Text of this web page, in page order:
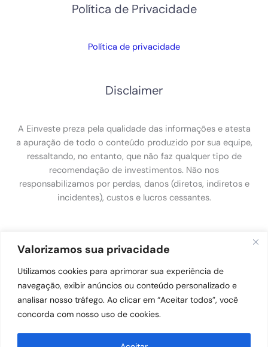
Valorizamos sua privacidade
Utilizamos cookies para aprimorar sua experiência de
navegação, exibir anúncios ou conteúdo personalizado e
analisar nosso tráfego. Ao clicar em “Aceitar todos”, você
concorda com nosso uso de cookies.
Política de Privacidade
Política de privacidade
Disclaimer
A Einveste preza pela qualidade das informações e atesta
a apuração de todo o conteúdo produzido por sua equipe,
ressaltando, no entanto, que não faz qualquer tipo de
recomendação de investimentos. Não nos
responsabilizamos por perdas, danos (diretos, indiretos e
incidentes), custos e lucros cessantes.
Política de Privacidade